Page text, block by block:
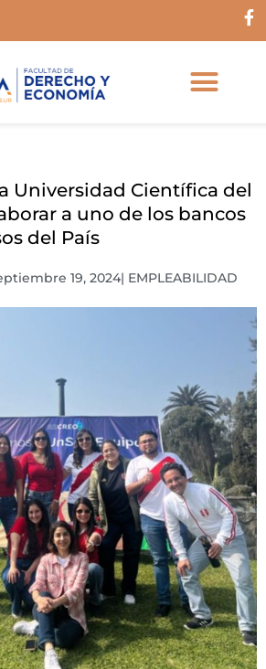
F
Universidad Científica del
a uno de los bancos
del País
19, 2024| EMPLEABILIDAD